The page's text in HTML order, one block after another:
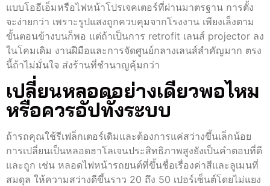
แบบโออีเอ็มหรือไฟหน้าโปรเจคเตอร์ที่ผ่านมาตรฐาน การตั้ง
จะง่ายกว่า เพราะรูปแสงถูกควบคุมจากโรงงาน เพียงเล็งตาม
ขั้นตอนข้างบนก็พอ แต่ถ้าเป็นการ retrofit เลนส์ projector ลง
ในโคมเดิม งานฝีมือและการจัดศูนย์กลางเลนส์สำคัญมาก ตรง
นี้ถ้าไม่มั่นใจ ส่งร้านที่ชำนาญคุ้มกว่า
เปลี่ยนหลอดอย่างเดียวพอไหม
หรือควรอัปทั้งระบบ
ถ้ารถคุณใช้รีเฟล็กเตอร์เดิมและต้องการแค่สว่างขึ้นเล็กน้อย
การเปลี่ยนเป็นหลอดฮาโลเจนประสิทธิภาพสูงยังเป็นคำตอบที่ดี
และถูก เช่น หลอดไฟหน้ารถยนต์ที่ขึ้นชื่อเรื่องค่าสีและลูเมนที่
สมดุล ให้ความสว่างดีขึ้นราว 20 ถึง 50 เปอร์เซ็นต์โดยไม่แยง